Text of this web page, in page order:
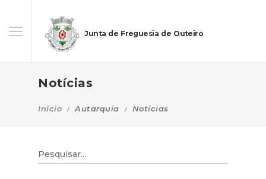
Junta de Freguesia de Outeiro
Notícias
Início Autarquia Notícias